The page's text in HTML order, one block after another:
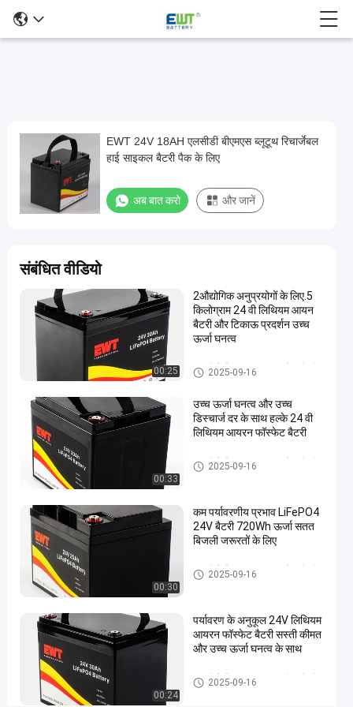
EWT
24V
एलसीडी
ब्लूटूथ
रिचार्जेबल
हाई
साइकल
बैटरी
पैक
लिए
24 वी
लिथियम
आयरन
फॉस्फेट
बैटरी
452
विचार
#
24 वी
लिथियम
आयरन
फॉस्फेट
बैटरी
लिथियम
आयन
फॉस्फेट
बैटरी
#
EWT 24V 18AH एलसीडी बीएमएस ब्लूटूथ रिचार्जेबल
हाई साइकल बैटरी पैक के लिए
अब बात करो और जानें
संबंधित वीडियो
00:25
2औद्योगिक अनुप्रयोगों के लिए.5
किलोग्राम 24 वी लिथियम आयन
बैटरी और टिकाऊ प्रदर्शन उच्च
ऊर्जा घनत्व
24 वी लिथियम आयरन फॉस्फेट बैटरी
2025-09-16
00:33
उच्च ऊर्जा घनत्व और उच्च
डिस्चार्ज दर के साथ हल्के 24 वी
लिथियम आयरन फॉस्फेट बैटरी
24 वी लिथियम आयरन फॉस्फेट बैटरी
2025-09-16
00:30
कम पर्यावरणीय प्रभाव LiFePO4
24V बैटरी 720Wh ऊर्जा सतत
बिजली जरूरतों के लिए
24 वी लिथियम आयरन फॉस्फेट बैटरी
2025-09-16
00:24
पर्यावरण के अनुकूल 24V लिथियम
आयरन फॉस्फेट बैटरी सस्ती कीमत
और उच्च ऊर्जा घनत्व के साथ
24 वी लिथियम आयरन फॉस्फेट बैटरी
2025-09-16